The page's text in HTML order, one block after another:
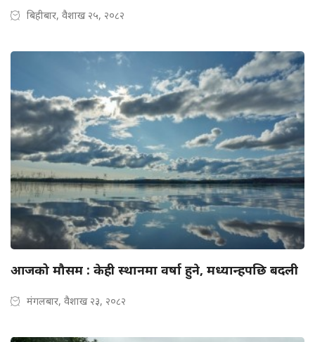
बिहीबार, वैशाख २५, २०८२
आजको मौसम : केही स्थानमा वर्षा हुने, मध्यान्हपछि बदली
मंगलबार, वैशाख २३, २०८२